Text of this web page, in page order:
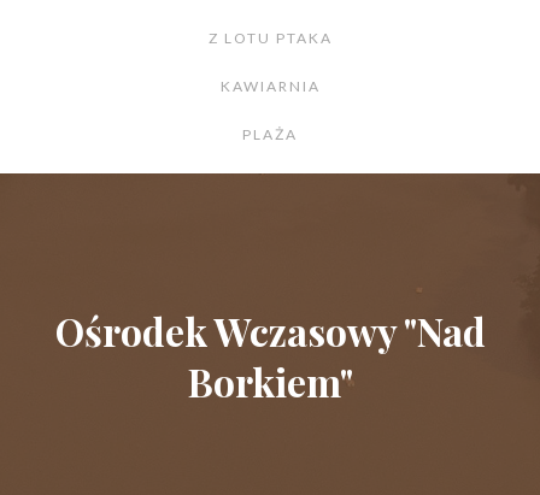
Z LOTU PTAKA
KAWIARNIA
PLAŻA
Ośrodek Wczasowy "Nad
Borkiem"